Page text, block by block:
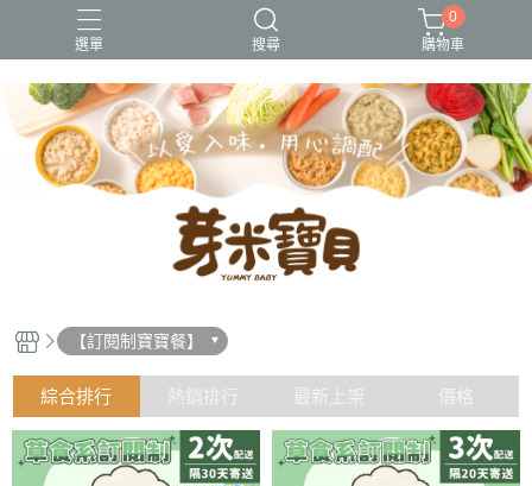
選單 搜尋
冷凍出貨 冷凍常溫出貨 常溫出貨 無調味 熱銷好評
0
購物車
【訂閱制寶寶餐】
綜合排行 熱銷排行 最新上架 價格